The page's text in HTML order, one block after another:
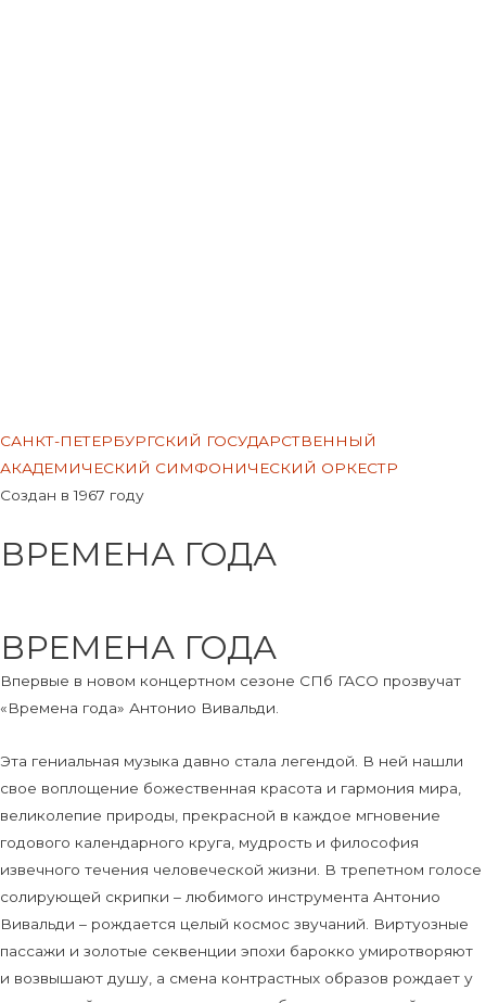
САНКТ-ПЕТЕРБУРГСКИЙ ГОСУДАРСТВЕННЫЙ
АКАДЕМИЧЕСКИЙ СИМФОНИЧЕСКИЙ ОРКЕСТР
Создан в 1967 году
ВРЕМЕНА ГОДА
ВРЕМЕНА ГОДА
Впервые в новом концертном сезоне СПб ГАСО прозвучат
«Времена года» Антонио Вивальди.
Эта гениальная музыка давно стала легендой. В ней нашли
свое воплощение божественная красота и гармония мира,
великолепие природы, прекрасной в каждое мгновение
годового календарного круга, мудрость и философия
извечного течения человеческой жизни. В трепетном голосе
солирующей скрипки – любимого инструмента Антонио
Вивальди – рождается целый космос звучаний. Виртуозные
пассажи и золотые секвенции эпохи барокко умиротворяют
и возвышают душу, а смена контрастных образов рождает у